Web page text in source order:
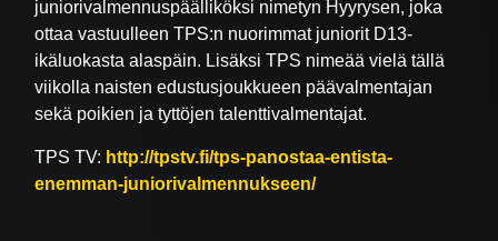
juniorivalmennuspäälliköksi nimetyn Hyyrysen, joka
ottaa vastuulleen TPS:n nuorimmat juniorit D13-
ikäluokasta alaspäin. Lisäksi TPS nimeää vielä tällä
viikolla naisten edustusjoukkueen päävalmentajan
sekä poikien ja tyttöjen talenttivalmentajat.
TPS TV: http://tpstv.fi/tps-panostaa-entista-
enemman-juniorivalmennukseen/